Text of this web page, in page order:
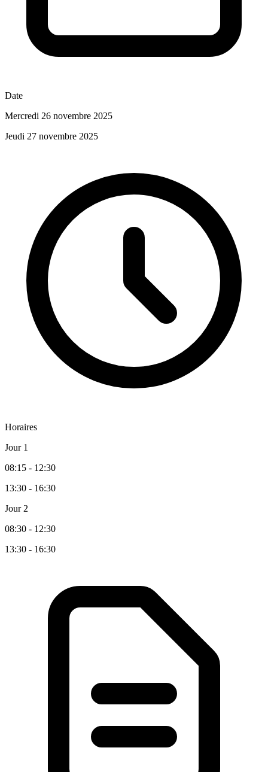
Date
Mercredi 26 novembre 2025
Jeudi 27 novembre 2025
Horaires
Jour 1
08:15 - 12:30
13:30 - 16:30
Jour 2
08:30 - 12:30
13:30 - 16:30